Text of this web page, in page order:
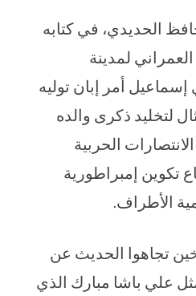
الحديدي، في كتابه
لمدينة
إسماعيل أمر إبان توليه
لتخليد ذكرى والده
الحربية
تكوين إمبراطورية
الأطراف.
تجاهوا الحديث عن
علي باشا مبارك الذي